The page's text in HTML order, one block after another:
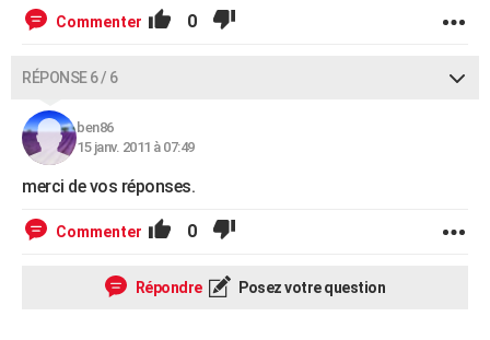
Commenter 0
RÉPONSE 6 / 6
ben86
15 janv. 2011 à 07:49
merci de vos réponses.
Commenter 0
Répondre Posez votre question